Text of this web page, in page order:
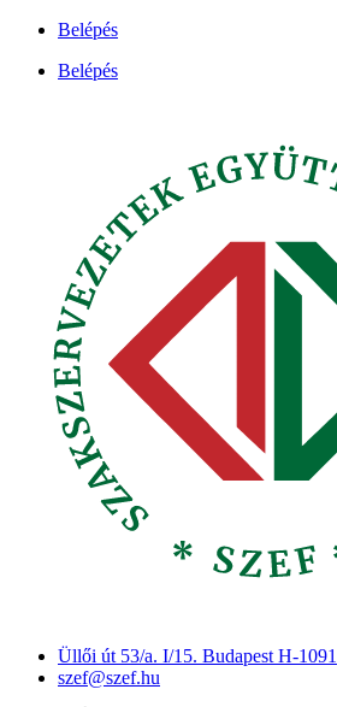
Ugrás
tartalomhoz
Belépés
Belépés
Üllői út 53/a. I/15. Budapest H-1091
szef@szef.hu